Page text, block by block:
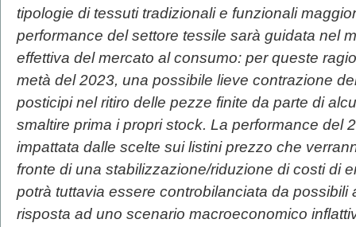
tipologie di tessuti tradizionali e funzionali
performance del settore tessile sarà guidata nel
effettiva del mercato al consumo: per queste
metà del 2023, una possibile lieve contrazione
posticipi nel ritiro delle pezze finite da parte di
smaltire prima i propri stock. La performance del
impattata dalle scelte sui listini prezzo che
fronte di una stabilizzazione/riduzione di costi di
potrà tuttavia essere controbilanciata da possibili
risposta ad uno scenario macroeconomico